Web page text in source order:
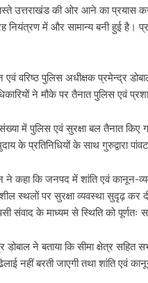
उत्तराखंड की ओर आने का प्रयास
नियंत्रण में और सामान्य बनी हुई
एवं वरिष्ठ पुलिस अधीक्षक प्रमेन्द्र
ने मौके पर तैनात पुलिस एवं
संख्या में पुलिस एवं सुरक्षा बल तैनात
के प्रतिनिधियों के साथ गुरुद्वारा
ने कहा कि जनपद में शांति एवं कानून-
स्थलों पर सुरक्षा व्यवस्था सुदृढ़
संवाद के माध्यम से स्थिति को पूर्णतः
डोबाल ने बताया कि सीमा क्षेत्र सहित
नहीं बरती जाएगी तथा शांति एवं